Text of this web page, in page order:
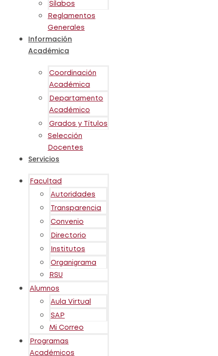
Sílabos
Reglamentos
Generales
Información
Académica
Coordinación
Académica
Departamento
Académico
Grados y Títulos
Selección
Docentes
Servicios
Facultad
Autoridades
Transparencia
Convenio
Directorio
Institutos
Organigrama
RSU
Alumnos
Aula Virtual
SAP
Mi Correo
Programas
Académicos